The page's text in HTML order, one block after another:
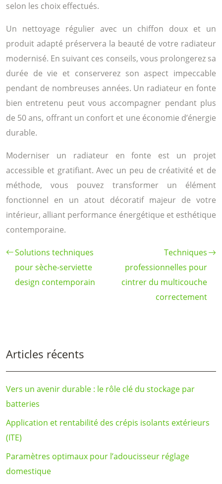
selon les choix effectués.
Un nettoyage régulier avec un chiffon doux et un
produit adapté préservera la beauté de votre radiateur
modernisé. En suivant ces conseils, vous prolongerez sa
durée de vie et conserverez son aspect impeccable
pendant de nombreuses années. Un radiateur en fonte
bien entretenu peut vous accompagner pendant plus
de 50 ans, offrant un confort et une économie d’énergie
durable.
Moderniser un radiateur en fonte est un projet
accessible et gratifiant. Avec un peu de créativité et de
méthode, vous pouvez transformer un élément
fonctionnel en un atout décoratif majeur de votre
intérieur, alliant performance énergétique et esthétique
contemporaine.
Solutions techniques
pour sèche-serviette
design contemporain
Techniques
professionnelles pour
cintrer du multicouche
correctement
Articles récents
Vers un avenir durable : le rôle clé du stockage par
batteries
Application et rentabilité des crépis isolants extérieurs
(ITE)
Paramètres optimaux pour l’adoucisseur réglage
domestique